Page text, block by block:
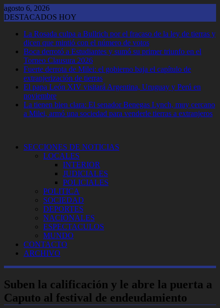
Saltar
al
agosto 6, 2026
DESTACADOS HOY
La Rosada culpa a Bullrich por el fracaso de la ley de tierras y
dicen que mintió con el número de votos
Boca derrotó a Estudiantes y sumó su primer triunfo en el
Torneo Clausura 2026
Fuerte derrota de Milei: el gobierno baja el capítulo de
extranjerización de tierras
El papa León XIV visitará Argentina, Uruguay y Perú en
noviembre
La tienen bien clara: El senador Benegas Lynch, muy cercano
a Milei, armó una sociedad para venderle tierras a extranjeros
SECCIONES DE NOTICIAS
LOCALES
INTERIOR
JUDICIALES
POLICIALES
POLITICA
SOCIEDAD
DEPORTES
NACIONALES
ESPECTACULOS
MUNDO
CONTACTO
ARCHIVO
Suben la calificación y le abre la puerta a
Caputo al festival de endeudamiento